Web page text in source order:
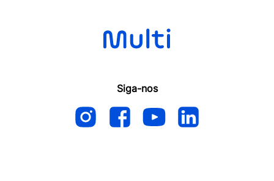
Siga-nos